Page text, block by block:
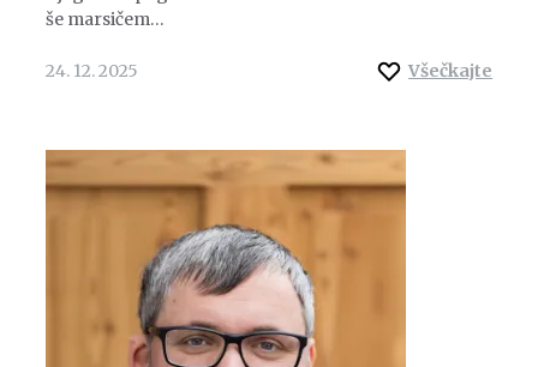
še marsičem…
Všečkajte
24. 12. 2025